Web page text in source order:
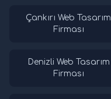
Çankırı Web Tasarım
Firması
Denizli Web Tasarım
Firması